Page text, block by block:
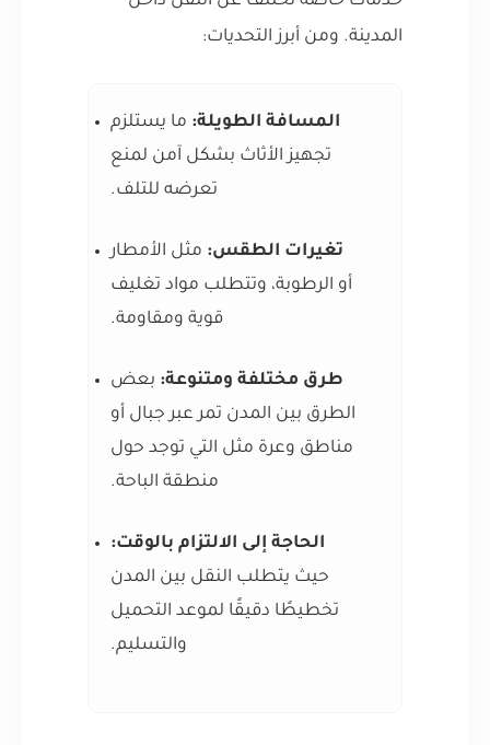
المدينة. ومن أبرز التحديات:
المسافة الطويلة: ما يستلزم
تجهيز الأثاث بشكل آمن لمنع
تعرضه للتلف.
تغيرات الطقس: مثل الأمطار
أو الرطوبة، وتتطلب مواد تغليف
قوية ومقاومة.
طرق مختلفة ومتنوعة: بعض
الطرق بين المدن تمر عبر جبال أو
مناطق وعرة مثل التي توجد حول
منطقة الباحة.
الحاجة إلى الالتزام بالوقت:
حيث يتطلب النقل بين المدن
تخطيطًا دقيقًا لموعد التحميل
والتسليم.